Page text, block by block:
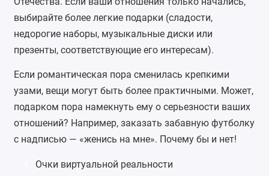
выбирайте более легкие подарки (сладости,
недорогие наборы, музыкальные диски или
презенты, соответствующие его интересам).
Если романтическая пора сменилась крепкими
узами, вещи могут быть более практичными. Может,
подарком пора намекнуть ему о серьезности ваших
отношений? Например, заказать забавную футболку
с надписью — «женись на мне». Почему бы и нет!
Очки виртуальной реальности